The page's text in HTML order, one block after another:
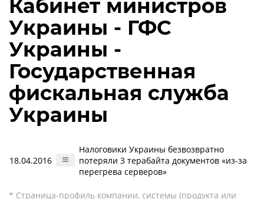
Кабинет министров
Украины - ГФС
Украины -
Государственная
фискальная служба
Украины
18.04.2016
Налоговики Украины безвозвратно
потеряли 3 терабайта документов «из-за
перегрева серверов»
* Страница-профиль компании, системы (продукта или